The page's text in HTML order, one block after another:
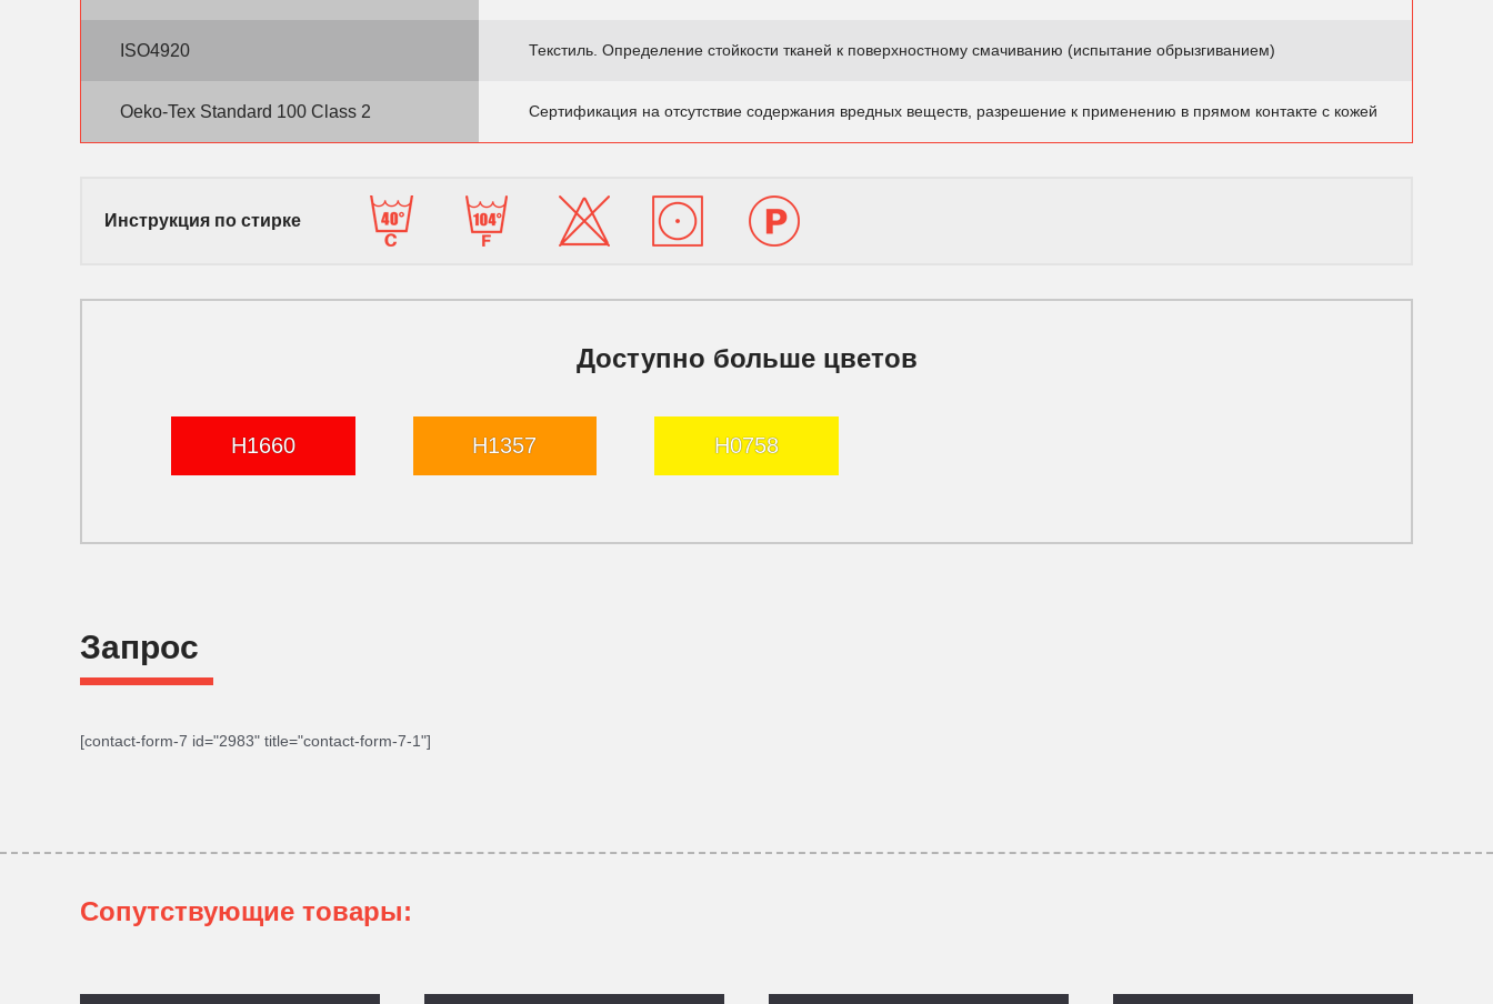
ISO4920 Текстиль. Определение стойкости тканей к поверхностному смачиванию (испытание обрызгиванием)
Oeko-Tex Standard 100 Class 2 Сертификация на отсутствие содержания вредных веществ, разрешение к применению в прямом контакте с кожей
Инструкция по стирке
Доступно больше цветов
H1660 H1357 H0758
Запрос
[contact-form-7 id="2983" title="contact-form-7-1"]
Сопутствующие товары: